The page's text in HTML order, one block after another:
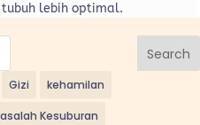
lebih optimal.
Search
Gizi kehamilan
Kesuburan